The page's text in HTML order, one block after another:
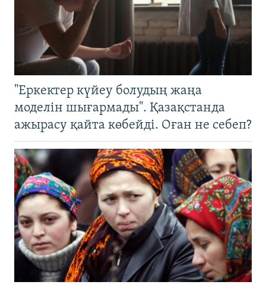
"Еркектер күйеу болудың жаңа
моделін шығармады". Қазақстанда
ажырасу қайта көбейді. Оған не себеп?